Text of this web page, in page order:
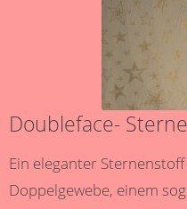
Doubleface-
Ein eleganter
Doppelgewebe, einem